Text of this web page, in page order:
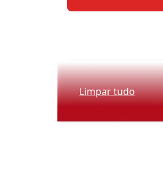
Limpar tudo